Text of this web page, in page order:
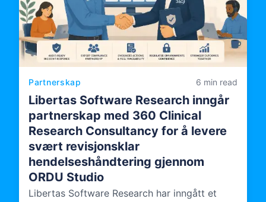
Partnerskap 6 min read
Libertas Software Research inngår
partnerskap med 360 Clinical
Research Consultancy for å levere
svært revisjonsklar
hendelseshåndtering gjennom
ORDU Studio
Libertas Software Research har inngått et